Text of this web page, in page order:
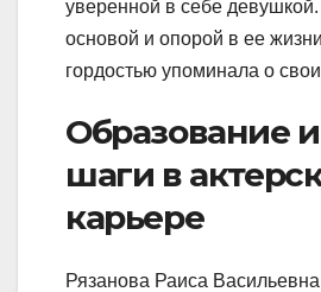
уверенной в себе
основой и опорой в ее
гордостью упоминала о
Образование
шаги в
карьере
Рязанова Раиса